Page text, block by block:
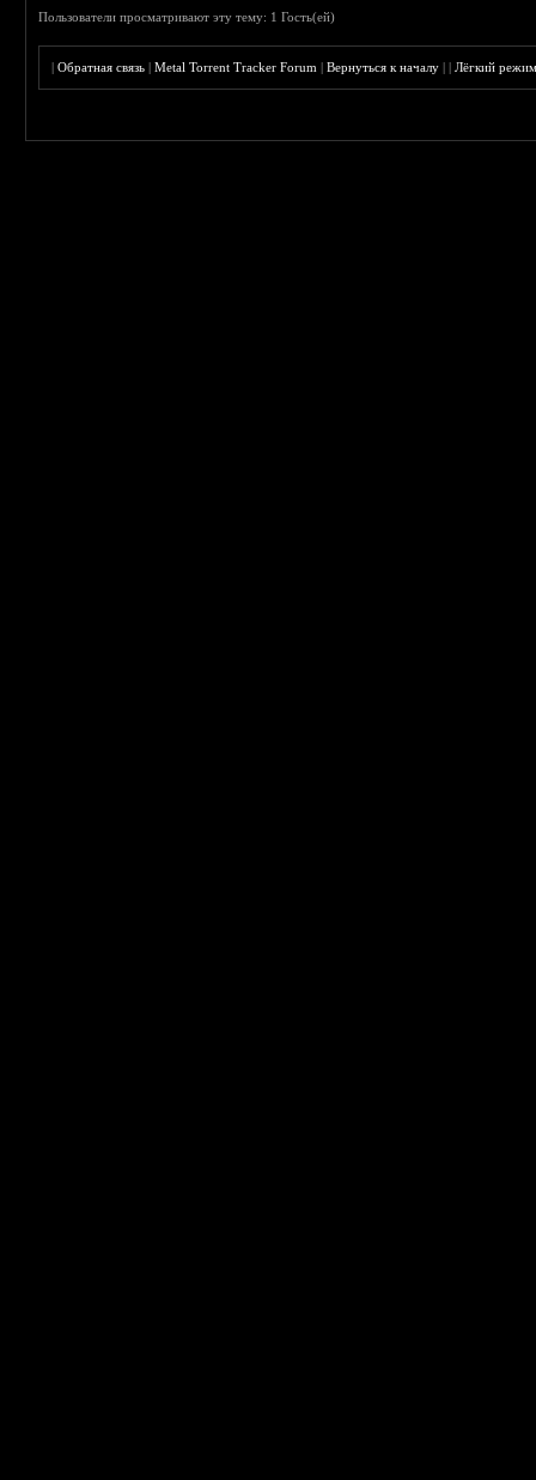
Пользователи просматривают эту тему: 1 Гость(ей)
|Обратная связь |Metal Torrent Tracker Forum |Вернуться к началу ||Лёгкий